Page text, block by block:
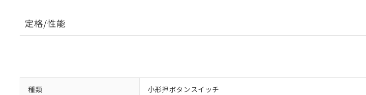
定格/性能
種類 小形押ボタンスイッチ